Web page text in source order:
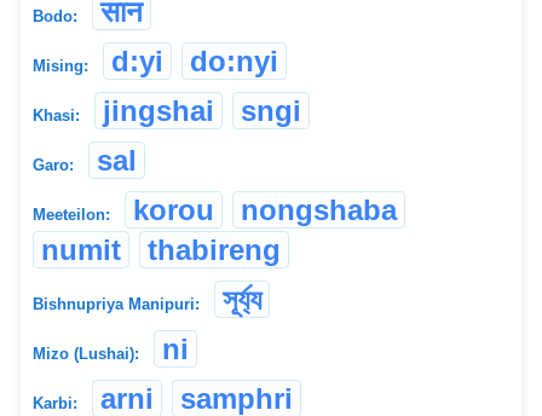
Bodo: सान
Mising: d:yi do:nyi
Khasi: jingshai sngi
Garo: sal
Meeteilon: korou
nongshaba
numit
thabireng
Bishnupriya Manipuri: সূৰ্য্য
Mizo (Lushai): ni
Karbi: arni samphri